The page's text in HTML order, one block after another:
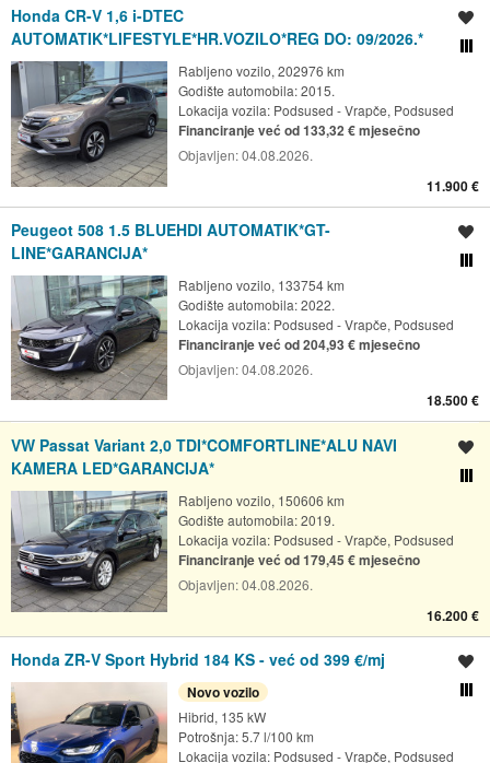
Honda CR-V 1,6 i-DTEC
AUTOMATIK*LIFESTYLE*HR.VOZILO*REG DO: 09/2026.*
Rabljeno vozilo, 202976 km
Godište automobila: 2015.
Lokacija vozila: Podsused - Vrapče, Podsused
Financiranje već od 133,32 € mjesečno
Objavljen:04.08.2026.
11.900 €
Peugeot 508 1.5 BLUEHDI AUTOMATIK*GT-
LINE*GARANCIJA*
Rabljeno vozilo, 133754 km
Godište automobila: 2022.
Lokacija vozila: Podsused - Vrapče, Podsused
Financiranje već od 204,93 € mjesečno
Objavljen:04.08.2026.
18.500 €
VW Passat Variant 2,0 TDI*COMFORTLINE*ALU NAVI
KAMERA LED*GARANCIJA*
Rabljeno vozilo, 150606 km
Godište automobila: 2019.
Lokacija vozila: Podsused - Vrapče, Podsused
Financiranje već od 179,45 € mjesečno
Objavljen:04.08.2026.
16.200 €
Honda ZR-V Sport Hybrid 184 KS - već od 399 €/mj
Novo vozilo
Hibrid, 135 kW
Potrošnja: 5.7 l/100 km
Lokacija vozila: Podsused - Vrapče, Podsused